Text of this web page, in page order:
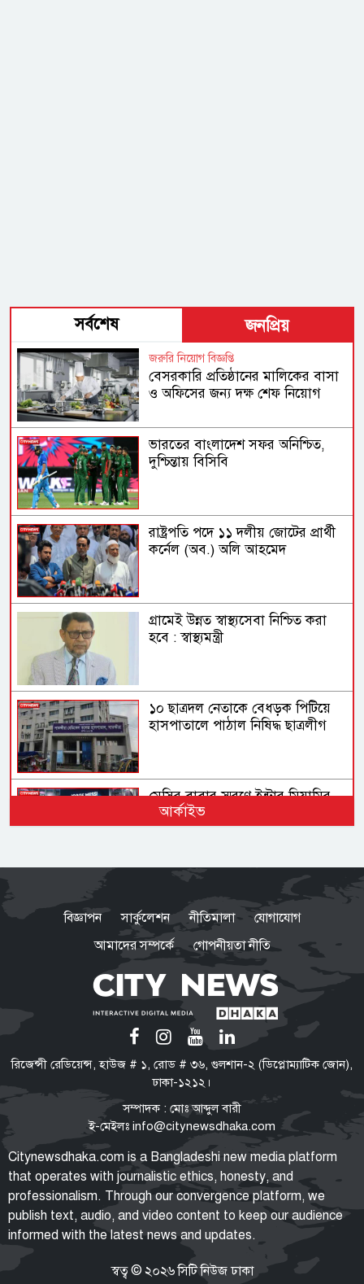
সর্বশেষ জনপ্রিয়
জরুরি নিয়োগ বিজ্ঞপ্তি
বেসরকারি প্রতিষ্ঠানের মালিকের বাসা
ও অফিসের জন্য দক্ষ শেফ নিয়োগ
ভারতের বাংলাদেশ সফর অনিশ্চিত,
দুশ্চিন্তায় বিসিবি
রাষ্ট্রপতি পদে ১১ দলীয় জোটের প্রার্থী
কর্নেল (অব.) অলি আহমেদ
গ্রামেই উন্নত স্বাস্থ্যসেবা নিশ্চিত করা
হবে : স্বাস্থ্যমন্ত্রী
১০ ছাত্রদল নেতাকে বেধড়ক পিটিয়ে
হাসপাতালে পাঠাল নিষিদ্ধ ছাত্রলীগ
মেসির বাবার স্মরণে ইন্টার মিয়ামির
শ্রদ্ধা, গোল করে মেসিকে উৎসর্গ ডি
পলের
রাষ্ট্রপতি নির্বাচনে বিএনপির দুই
মনোনয়নপত্র সংগ্রহ
হরমুজ খুলতে যুক্তরাষ্ট্রকে যেসব শর্ত
দিল ইরান
কক্সবাজারের মাতারবাড়ি পৌঁছেছেন
প্রধানমন্ত্রী তারেক রহমান
নির্বাহী পরিষদের বৈঠক
প্রার্থী দেবে, প্রার্থী চূড়ান্ত
আর্কাইভ
বিজ্ঞাপন সার্কুলেশন নীতিমালা
যোগাযোগ
আমাদের সম্পর্কে
গোপনীয়তা নীতি
রিজেন্সী রেডিয়েন্স, হাউজ # ১, রোড # ৩৬, গুলশান-২ (ডিপ্লোম্যাটিক জোন),
ঢাকা-১২১২।
সম্পাদক : মোঃ আব্দুল বারী
ই-মেইলঃ info@citynewsdhaka.com
Citynewsdhaka.com is a Bangladeshi new media platform
that operates with journalistic ethics, honesty, and
professionalism. Through our convergence platform, we
publish text, audio, and video content to keep our audience
informed with the latest news and updates.
স্বত্ব © ২০২৬ সিটি নিউজ ঢাকা